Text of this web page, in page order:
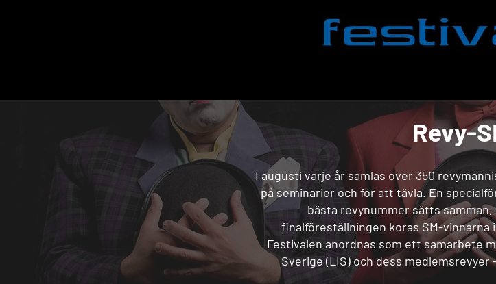
Revy-
I augusti varje år samlas över 350
på seminarier och för att tävla. En
bästa revynummer sätts
finalföreställningen koras SM-vinnarna
Festivalen anordnas som ett samarbete
Sverige (LIS) och dess medlemsrevyer